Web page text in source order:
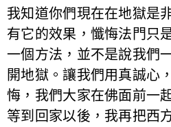
我知道你們現在在地獄是
有它的效果，懺悔法門只
一個方法，並不是說我們
開地獄。讓我們用真誠心
悔，我們大家在佛面前一
等到回家以後，我再把西